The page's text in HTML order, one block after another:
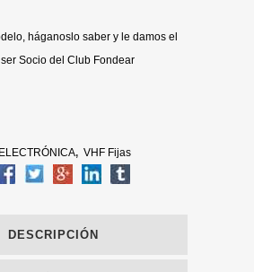
háganoslo saber y le damos el
Socio del Club Fondear
ELECTRÓNICA, VHF Fijas
DESCRIPCIÓN